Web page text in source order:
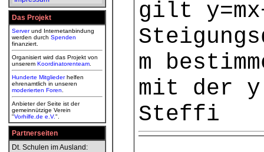
Das Projekt
Serverund Internetanbindung
werden durch Spenden
finanziert.
Organisiert wird das Projekt von
unserem Koordinatorenteam
Hunderte Mitgliederhelfen
ehrenamtlich in unseren
moderierten Foren
Anbieter der Seite ist der
gemeinnützige Verein
"Vorhilfe.de e.V.".
Partnerseiten
Dt. Schulen im Ausland:
gilt
m
mit der
Steffi